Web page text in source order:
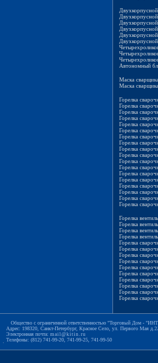
Автономный
Маска
Маска
Горелка
Горелка
Горелка
Горелка
Горелка
Горелка
Горелка
Горелка
Горелка
Горелка
Горелка
Горелка
Горелка
Горелка
Горелка
Горелка
Горелка
Горелка
Горелка
Горелка
Горелка
Горелка
Горелка
Горелка
Горелка
Горелка
Горелка
Горелка
Горелка
Горелка
Горелка
Горелка
Общество с ограниченной ответственностью "Торговый Дом -
Адрес: 198320, Санкт-Петербург, Красное Село, ул. Первого Мая
Электронная почта: mail@kitin.ru
Телефоны: (812) 741-99-20, 741-99-25, 741-99-50